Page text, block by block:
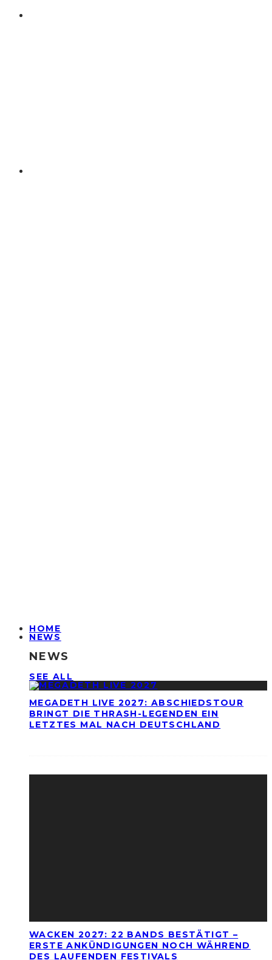
HOME
NEWS
NEWS
SEE ALL
MEGADETH LIVE 2027: ABSCHIEDSTOUR
BRINGT DIE THRASH-LEGENDEN EIN
LETZTES MAL NACH DEUTSCHLAND
WACKEN 2027: 22 BANDS BESTÄTIGT –
ERSTE ANKÜNDIGUNGEN NOCH WÄHREND
DES LAUFENDEN FESTIVALS